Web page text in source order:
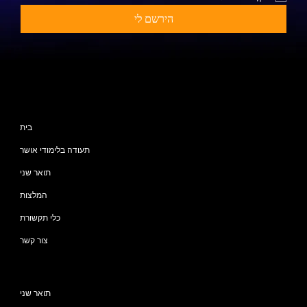
הירשם לי
בית
תעודה בלימודי אושר
תואר שני
המלצות
כלי תקשורת
צור קשר
תואר שני